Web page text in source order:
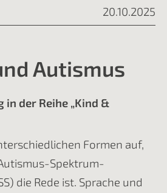
20.10.2025
Autismus
der Reihe „Kind &
Formen auf,
Spektrum-
die Rede ist. Sprache und